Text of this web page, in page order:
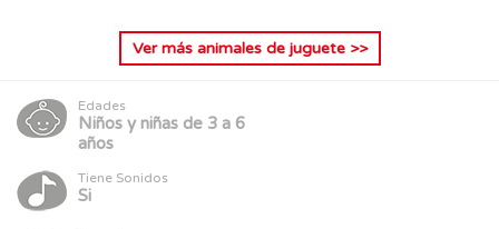
Ver más animales de juguete>>
Edades
Niños y niñas de 3 a 6
años
Tiene Sonidos
Si